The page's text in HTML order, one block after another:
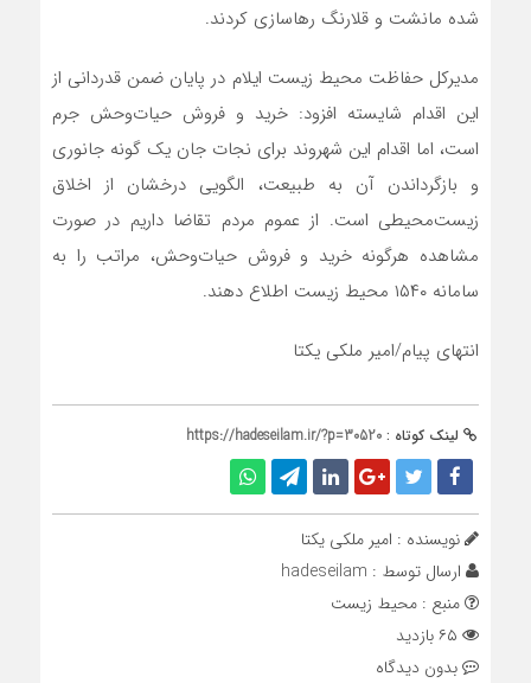
شده مانشت و قلارنگ رهاسازی کردند.
مدیرکل حفاظت محیط زیست ایلام در پایان ضمن قدردانی از
این اقدام شایسته افزود: خرید و فروش حیات‌وحش جرم
است، اما اقدام این شهروند برای نجات جان یک گونه جانوری
و بازگرداندن آن به طبیعت، الگویی درخشان از اخلاق
زیست‌محیطی است. از عموم مردم تقاضا داریم در صورت
مشاهده هرگونه خرید و فروش حیات‌وحش، مراتب را به
سامانه ۱۵۴۰ محیط زیست اطلاع دهند.
انتهای پیام/امیر ملکی یکتا
لینک کوتاه : https://hadeseilam.ir/?p=30520
نویسنده : امیر ملکی یکتا
ارسال توسط : hadeseilam
منبع : محیط زیست
بدون دیدگاه